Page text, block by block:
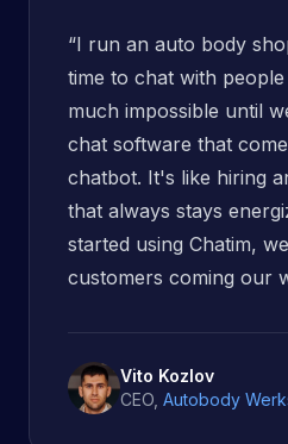
“I run an auto body
time to chat with
much impossible until
chat software that
chatbot. It's like hiring
that always stays
started using Chatim,
customers coming our
Vito Kozlov
CEO Autobody